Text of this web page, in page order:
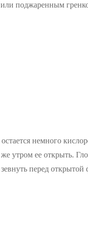
или поджаренным
немного
утром ее открыть.
перед открытой